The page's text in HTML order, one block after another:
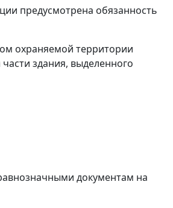
предусмотрена обязанность
охраняемой территории
здания, выделенного
документам на